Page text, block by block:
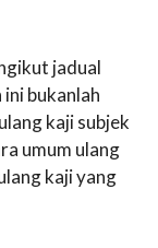
jadual
bukanlah
kaji subjek
umum ulang
kaji yang